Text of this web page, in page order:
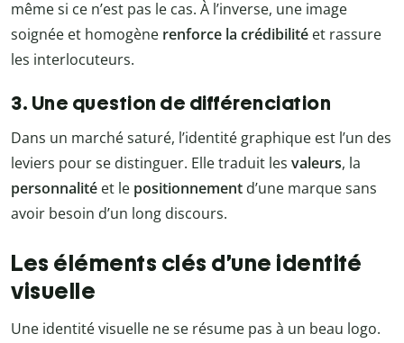
même si ce n’est pas le cas. À l’inverse, une image
soignée et homogène renforce la crédibilité et rassure
les interlocuteurs.
3. Une question de différenciation
Dans un marché saturé, l’identité graphique est l’un des
leviers pour se distinguer. Elle traduit les valeurs, la
personnalité et le positionnement d’une marque sans
avoir besoin d’un long discours.
Les éléments clés d’une identité
visuelle
Une identité visuelle ne se résume pas à un beau logo.